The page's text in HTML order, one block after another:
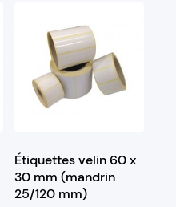
Étiquettes velin 60 x
30 mm (mandrin
25/120 mm)